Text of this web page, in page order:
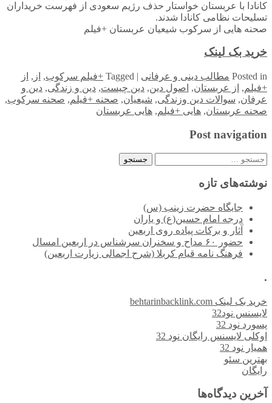
کانادا با عربستان خواستار حذف رژیم سعودی از فهرست خریداران
تسلیحات نظامی کانادا شدند.
صحنه هایی از سرکوب شیعیان عربستان +فیلم
خرید بک لینک
Posted in مطالب دینی و عرفانی |
Tagged +فیلم سرکوب, از , از
+فیلم, از عربستان, اصول دین, دین چیست, دین و زندگی, دین و
عرفان, سوالات دین وزندگی, شیعیان, صحنه +فیلم, صحنه سرکوب,
صحنه عربستان, هایی +فیلم, هایی عربستان
Post navigation
جستجو
نوشته‌های تازه
جایگاه حضرت زینب (س)
درجه امام حسین(ع) و یاران
آثار و برکات پیاده روی اربعین
حضور ۶۰ مداح و سخنران سرشناس در اربعین امسال
فرهنگ نامه قیام کربلا (شرح اجمالی زیارت اربعین)
.
خرید بک لینک behtarinbacklink.com
لایسنس نود32
پسورد نود 32
اوکلی لایسنس رایگان نود 32
همیار نود 32
بهترین سئو
رایگان
آخرین دیدگاه‌ها